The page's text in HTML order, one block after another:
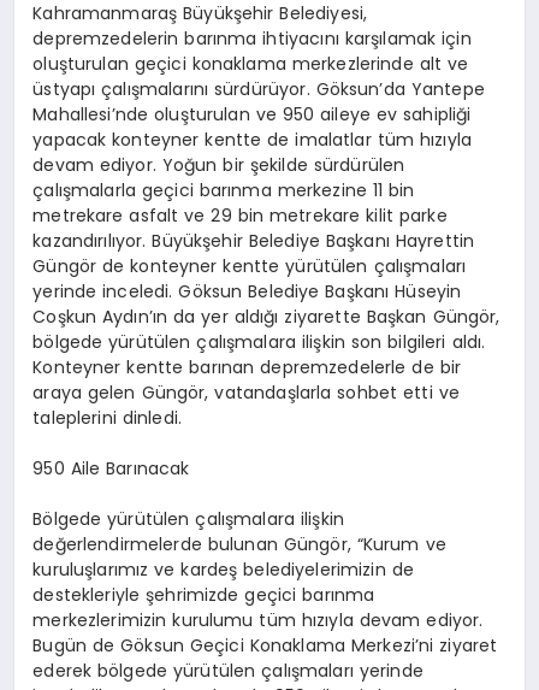
Kahramanmaraş Büyükşehir Belediyesi,
depremzedelerin barınma ihtiyacını karşılamak için
oluşturulan geçici konaklama merkezlerinde alt ve
üstyapı çalışmalarını sürdürüyor. Göksun’da Yantepe
Mahallesi’nde oluşturulan ve 950 aileye ev sahipliği
yapacak konteyner kentte de imalatlar tüm hızıyla
devam ediyor. Yoğun bir şekilde sürdürülen
çalışmalarla geçici barınma merkezine 11 bin
metrekare asfalt ve 29 bin metrekare kilit parke
kazandırılıyor. Büyükşehir Belediye Başkanı Hayrettin
Güngör de konteyner kentte yürütülen çalışmaları
yerinde inceledi. Göksun Belediye Başkanı Hüseyin
Coşkun Aydın’ın da yer aldığı ziyarette Başkan Güngör,
bölgede yürütülen çalışmalara ilişkin son bilgileri aldı.
Konteyner kentte barınan depremzedelerle de bir
araya gelen Güngör, vatandaşlarla sohbet etti ve
taleplerini dinledi.
950 Aile Barınacak
Bölgede yürütülen çalışmalara ilişkin
değerlendirmelerde bulunan Güngör, “Kurum ve
kuruluşlarımız ve kardeş belediyelerimizin de
destekleriyle şehrimizde geçici barınma
merkezlerimizin kurulumu tüm hızıyla devam ediyor.
Bugün de Göksun Geçici Konaklama Merkezi’ni ziyaret
ederek bölgede yürütülen çalışmaları yerinde